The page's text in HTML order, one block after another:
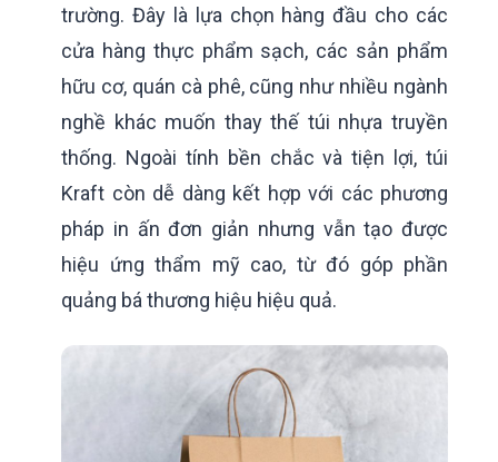
trường. Đây là lựa chọn hàng đầu cho các
cửa hàng thực phẩm sạch, các sản phẩm
hữu cơ, quán cà phê, cũng như nhiều ngành
nghề khác muốn thay thế túi nhựa truyền
thống. Ngoài tính bền chắc và tiện lợi, túi
Kraft còn dễ dàng kết hợp với các phương
pháp in ấn đơn giản nhưng vẫn tạo được
hiệu ứng thẩm mỹ cao, từ đó góp phần
quảng bá thương hiệu hiệu quả.